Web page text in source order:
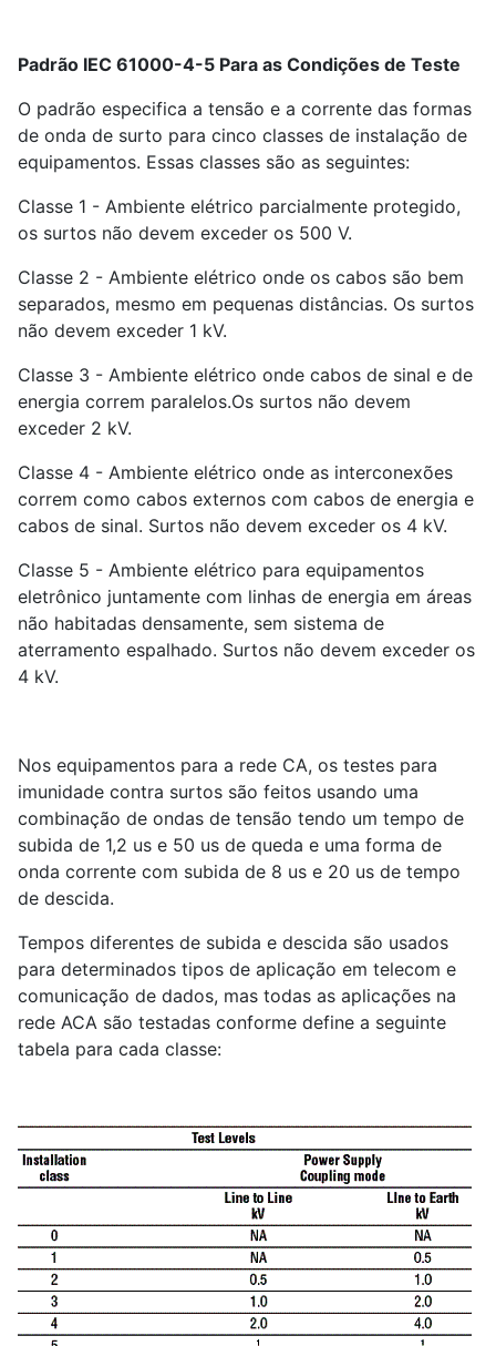
Padrão IEC 61000-4-5 Para as Condições de Teste
O padrão especifica a tensão e a corrente das formas
de onda de surto para cinco classes de instalação de
equipamentos. Essas classes são as seguintes:
Classe 1 - Ambiente elétrico parcialmente protegido,
os surtos não devem exceder os 500 V.
Classe 2 - Ambiente elétrico onde os cabos são bem
separados, mesmo em pequenas distâncias. Os surtos
não devem exceder 1 kV.
Classe 3 - Ambiente elétrico onde cabos de sinal e de
energia correm paralelos.Os surtos não devem
exceder 2 kV.
Classe 4 - Ambiente elétrico onde as interconexões
correm como cabos externos com cabos de energia e
cabos de sinal. Surtos não devem exceder os 4 kV.
Classe 5 - Ambiente elétrico para equipamentos
eletrônico juntamente com linhas de energia em áreas
não habitadas densamente, sem sistema de
aterramento espalhado. Surtos não devem exceder os
4 kV.
Nos equipamentos para a rede CA, os testes para
imunidade contra surtos são feitos usando uma
combinação de ondas de tensão tendo um tempo de
subida de 1,2 us e 50 us de queda e uma forma de
onda corrente com subida de 8 us e 20 us de tempo
de descida.
Tempos diferentes de subida e descida são usados
para determinados tipos de aplicação em telecom e
comunicação de dados, mas todas as aplicações na
rede ACA são testadas conforme define a seguinte
tabela para cada classe: